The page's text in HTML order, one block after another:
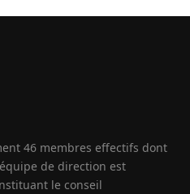
46 membres effectifs dont
de direction est
le conseil